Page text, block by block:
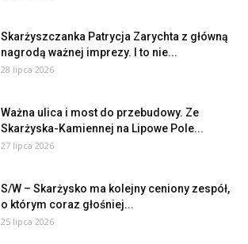
Skarżyszczanka Patrycja Zarychta z główną
nagrodą ważnej imprezy. I to nie...
28 lipca 2026
Ważna ulica i most do przebudowy. Ze
Skarżyska-Kamiennej na Lipowe Pole...
27 lipca 2026
S/W – Skarżysko ma kolejny ceniony zespół,
o którym coraz głośniej...
25 lipca 2026